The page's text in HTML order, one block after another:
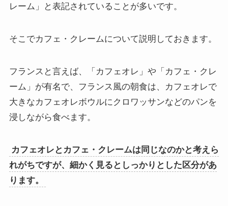
レーム」と表記されていることが多いです。
そこでカフェ・クレームについて説明しておきます。
フランスと言えば、「カフェオレ」や「カフェ・クレ
ーム」が有名で、フランス風の朝食は、カフェオレで
大きなカフェオレボウルにクロワッサンなどのパンを
浸しながら食べます。
カフェオレとカフェ・クレームは同じなのかと考えら
れがちですが、細かく見るとしっかりとした区分があ
ります。